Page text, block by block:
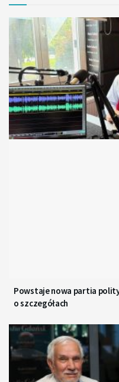
Powstaje nowa partia
o szczegółach